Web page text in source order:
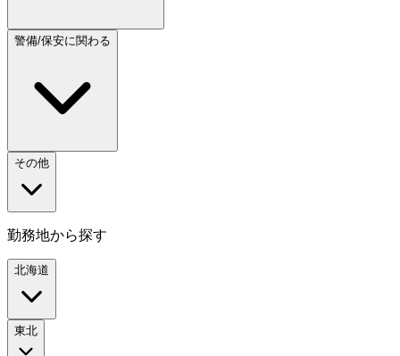
警備/保安に関わる
その他
勤務地から探す
北海道
東北